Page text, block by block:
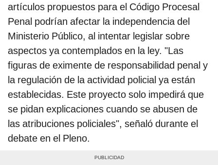
artículos propuestos para el Código Procesal
Penal podrían afectar la independencia del
Ministerio Público, al intentar legislar sobre
aspectos ya contemplados en la ley. "Las
figuras de eximente de responsabilidad penal y
la regulación de la actividad policial ya están
establecidas. Este proyecto solo impedirá que
se pidan explicaciones cuando se abusen de
las atribuciones policiales", señaló durante el
debate en el Pleno.